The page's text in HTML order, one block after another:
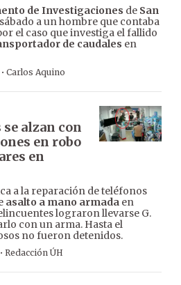
de Investigaciones de San
a un hombre que contaba
el caso que investiga el fallido
de caudales en
· Carlos Aquino
alzan con
en robo
en
a la reparación de teléfonos
asalto a mano armada en
lograron llevarse G.
con un arma. Hasta el
no fueron detenidos.
· Redacción ÚH